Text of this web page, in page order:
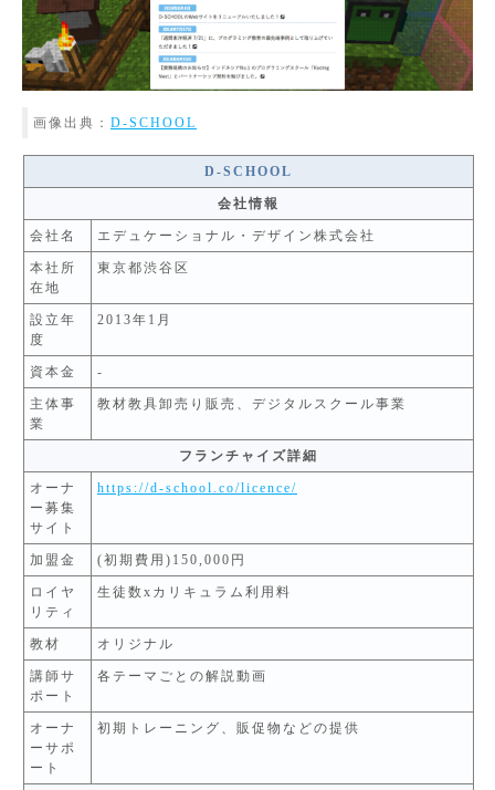
画像出典： D-SCHOOL
D-SCHOOL
会社情報
会社名 エデュケーショナル・デザイン株式会社
本社所
在地
東京都渋谷区
設立年
度
2013年1月
資本金 -
主体事
業
教材教具卸売り販売、デジタルスクール事業
フランチャイズ詳細
オーナ
ー募集
サイト
https://d-school.co/licence/
加盟金 (初期費用)150,000円
ロイヤ
リティ
生徒数xカリキュラム利用料
教材 オリジナル
講師サ
ポート
各テーマごとの解説動画
オーナ
ーサポ
ート
初期トレーニング、販促物などの提供